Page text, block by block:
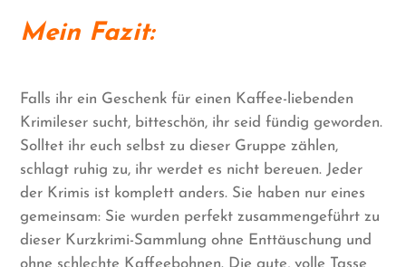
Mein Fazit:
Falls ihr ein Geschenk für einen Kaffee-liebenden
Krimileser sucht, bitteschön, ihr seid fündig geworden.
Solltet ihr euch selbst zu dieser Gruppe zählen,
schlagt ruhig zu, ihr werdet es nicht bereuen. Jeder
der Krimis ist komplett anders. Sie haben nur eines
gemeinsam: Sie wurden perfekt zusammengeführt zu
dieser Kurzkrimi-Sammlung ohne Enttäuschung und
ohne schlechte Kaffeebohnen. Die gute, volle Tasse